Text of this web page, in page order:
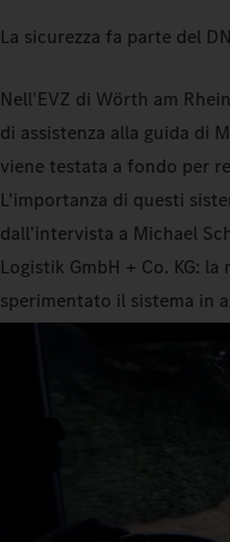
La sicurezza fa parte del
Nell'EVZ di Wörth am
di assistenza alla guida di
viene testata a fondo per
L'importanza di questi
dall'intervista a Michael
Logistik GmbH + Co. KG:
sperimentato il sistema in